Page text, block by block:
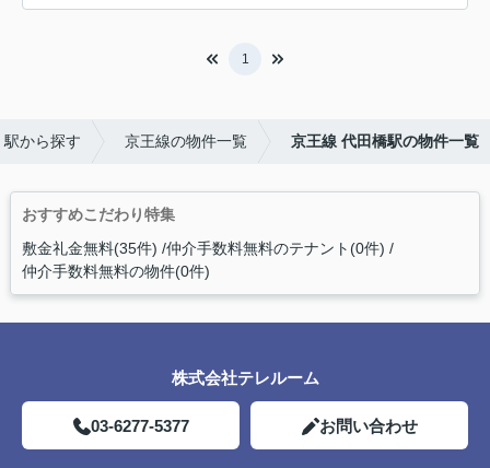
1
駅から探す 京王線の物件一覧 京王線 代田橋駅の物件一覧
おすすめこだわり特集
敷金礼金無料(35件) 仲介手数料無料のテナント(0件)
仲介手数料無料の物件(0件)
株式会社テレルーム
03-6277-5377 お問い合わせ